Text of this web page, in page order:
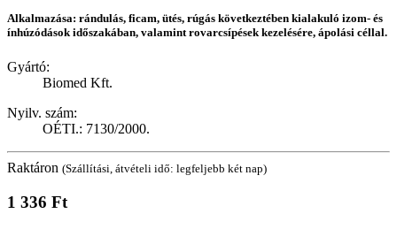
Alkalmazása: rándulás, ficam, ütés, rúgás következtében kialakuló izom- és
ínhúzódások időszakában, valamint rovarcsípések kezelésére, ápolási céllal.
Gyártó:
Biomed Kft.
Nyilv. szám:
OÉTI.: 7130/2000.
Raktáron (Szállítási, átvételi idő: legfeljebb két nap)
1 336 Ft